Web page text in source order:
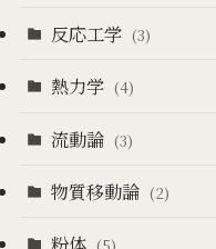
反応工学 (3)
熱力学 (4)
流動論 (3)
物質移動論 (2)
粉体